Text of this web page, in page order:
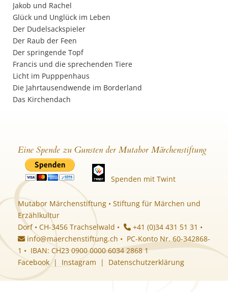
Jakob und Rachel
Glück und Unglück im Leben
Der Dudelsackspieler
Der Raub der Feen
Der springende Topf
Francis und die sprechenden Tiere
Licht im Pupppenhaus
Die Jahrtausendwende im Borderland
Das Kirchendach
Eine Spende zu Gunsten der Mutabor Märchenstiftung
Spenden mit Twint
Mutabor Märchenstiftung • Stiftung für Märchen und
Erzählkultur
Dorf • CH-3456 Trachselwald •
+41 (0)34 431 51 31 •
info@maerchenstiftung.ch • PC-Konto Nr. 60-342868-
1 • IBAN: CH23 0900 0000 6034 2868 1
Facebook| Instagram | Datenschutzerklärung